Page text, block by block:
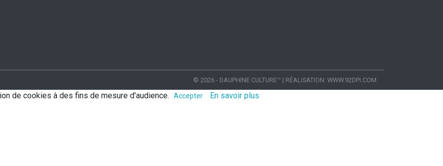
© 2026 - DAUPHINE CULTURE™ | RÉALISATION: WWW.92DPI.COM
de cookies à des fins de mesure d'audience. Accepter
En savoir plus